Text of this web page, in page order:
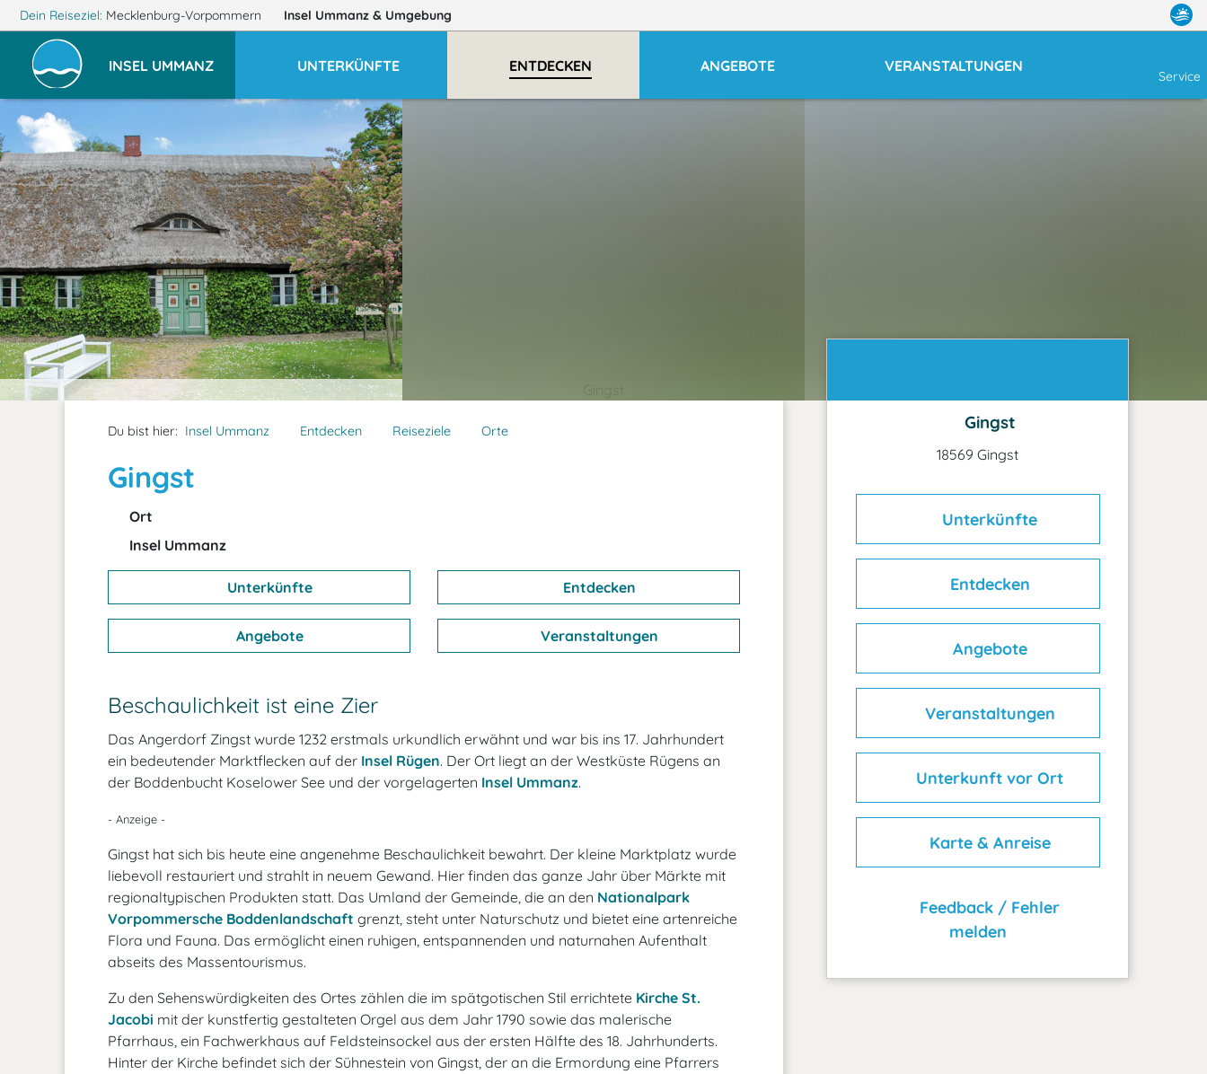
Dein Reiseziel: Mecklenburg-Vorpommern Insel Ummanz & Umgebung
INSEL UMMANZ UNTERKÜNFTE ENTDECKEN ANGEBOTE VERANSTALTUNGEN
Service
Du bist hier: Insel Ummanz Entdecken Reiseziele Orte
Gingst
Ort
Insel Ummanz
Unterkünfte Entdecken
Angebote Veranstaltungen
Beschaulichkeit ist eine Zier
Das Angerdorf Zingst wurde 1232 erstmals urkundlich erwähnt und war bis ins 17. Jahrhundert
ein bedeutender Marktflecken auf der Insel Rügen. Der Ort liegt an der Westküste Rügens an
der Boddenbucht Koselower See und der vorgelagerten Insel Ummanz.
- Anzeige -
Gingst hat sich bis heute eine angenehme Beschaulichkeit bewahrt. Der kleine Marktplatz wurde
liebevoll restauriert und strahlt in neuem Gewand. Hier finden das ganze Jahr über Märkte mit
regionaltypischen Produkten statt. Das Umland der Gemeinde, die an den Nationalpark
Vorpommersche Boddenlandschaft grenzt, steht unter Naturschutz und bietet eine artenreiche
Flora und Fauna. Das ermöglicht einen ruhigen, entspannenden und naturnahen Aufenthalt
abseits des Massentourismus.
Zu den Sehenswürdigkeiten des Ortes zählen die im spätgotischen Stil errichtete Kirche St.
Jacobi mit der kunstfertig gestalteten Orgel aus dem Jahr 1790 sowie das malerische
Pfarrhaus, ein Fachwerkhaus auf Feldsteinsockel aus der ersten Hälfte des 18. Jahrhunderts.
Hinter der Kirche befindet sich der Sühnestein von Gingst, der an die Ermordung eine Pfarrers
Gingst
18569 Gingst
Unterkünfte
Entdecken
Angebote
Veranstaltungen
Unterkunft vor Ort
Karte & Anreise
Feedback / Fehler
melden